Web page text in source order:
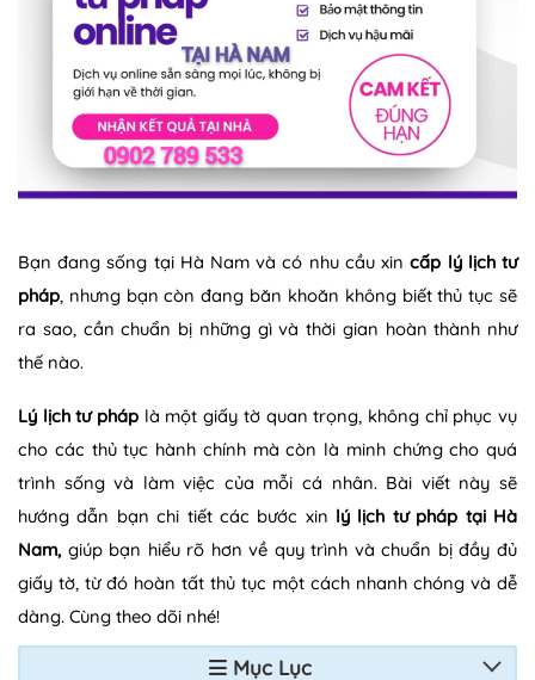
Bạn đang sống tại Hà Nam và có nhu cầu xin cấp lý lịch tư
pháp, nhưng bạn còn đang băn khoăn không biết thủ tục sẽ
ra sao, cần chuẩn bị những gì và thời gian hoàn thành như
thế nào.
Lý lịch tư pháp là một giấy tờ quan trọng, không chỉ phục vụ
cho các thủ tục hành chính mà còn là minh chứng cho quá
trình sống và làm việc của mỗi cá nhân. Bài viết này sẽ
hướng dẫn bạn chi tiết các bước xin lý lịch tư pháp tại Hà
Nam,giúp bạn hiểu rõ hơn về quy trình và chuẩn bị đầy đủ
giấy tờ, từ đó hoàn tất thủ tục một cách nhanh chóng và dễ
dàng. Cùng theo dõi nhé!
Mục Lục